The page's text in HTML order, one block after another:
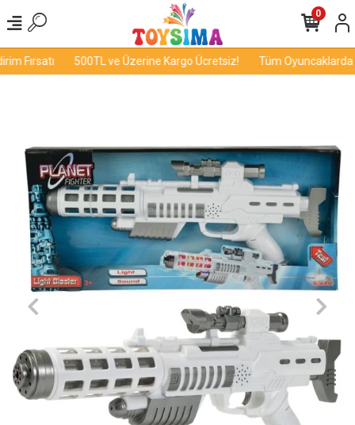
Fırsatı 500TL ve Üzerine Kargo Ücretsiz! Tüm Oyuncaklarda
0